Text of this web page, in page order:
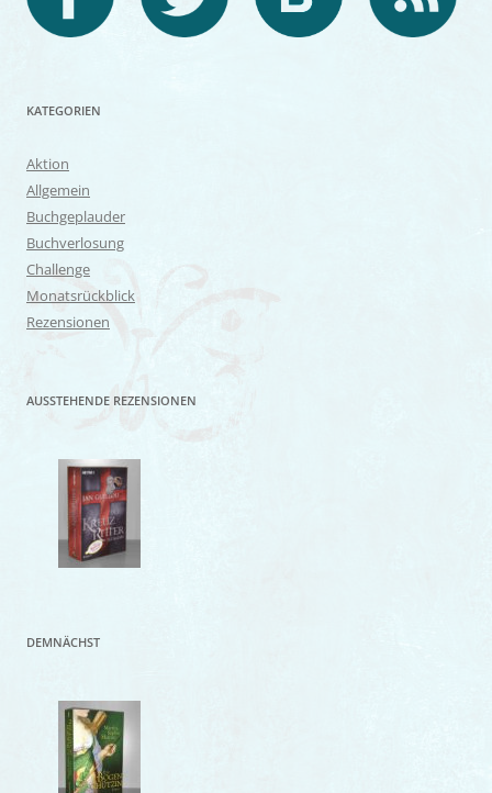
KATEGORIEN
Aktion
Allgemein
Buchgeplauder
Buchverlosung
Challenge
Monatsrückblick
Rezensionen
AUSSTEHENDE REZENSIONEN
DEMNÄCHST